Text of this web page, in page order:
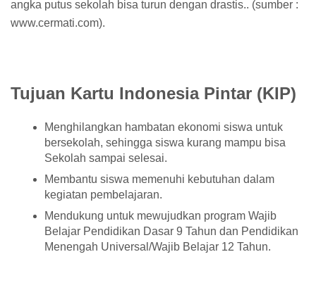
angka putus sekolah bisa turun dengan drastis.. (sumber :
www.cermati.com).
Tujuan Kartu Indonesia Pintar (KIP)
Menghilangkan hambatan ekonomi siswa untuk
bersekolah, sehingga siswa kurang mampu bisa
Sekolah sampai selesai.
Membantu siswa memenuhi kebutuhan dalam
kegiatan pembelajaran.
Mendukung untuk mewujudkan program Wajib
Belajar Pendidikan Dasar 9 Tahun dan Pendidikan
Menengah Universal/Wajib Belajar 12 Tahun.